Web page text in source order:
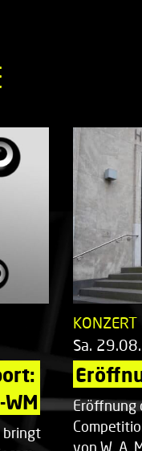
bringt
KONZERT
Sa.
Eröffnung
von W. A.